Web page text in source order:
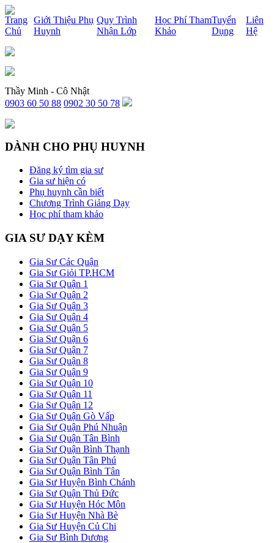
x
Trang
Chủ
Giới Thiệu Phụ
Huynh
Quy Trình
Nhận Lớp
Học Phí Tham
Khảo
Tuyển
Dụng
Liên
Hệ
Thầy Minh - Cô Nhật
0903 60 50 88 0902 30 50 78
DÀNH CHO PHỤ HUYNH
Đăng ký tìm gia sư
Gia sư hiện có
Phụ huynh cần biết
Chương Trình Giảng Dạy
Học phí tham khảo
GIA SƯ DẠY KÈM
Gia Sư Các Quận
Gia Sư Giỏi TP.HCM
Gia Sư Quận 1
Gia Sư Quận 2
Gia Sư Quận 3
Gia Sư Quận 4
Gia Sư Quận 5
Gia Sư Quận 6
Gia Sư Quận 7
Gia Sư Quận 8
Gia Sư Quận 9
Gia Sư Quận 10
Gia Sư Quận 11
Gia Sư Quận 12
Gia Sư Quận Gò Vấp
Gia Sư Quận Phú Nhuận
Gia Sư Quận Tân Bình
Gia Sư Quận Bình Thạnh
Gia Sư Quận Tân Phú
Gia Sư Quận Bình Tân
Gia Sư Huyện Bình Chánh
Gia Sư Quận Thủ Đức
Gia Sư Huyện Hóc Môn
Gia Sư Huyện Nhà Bè
Gia Sư Huyện Củ Chi
Gia Sư Bình Dương